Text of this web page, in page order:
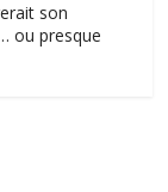
son
ou presque